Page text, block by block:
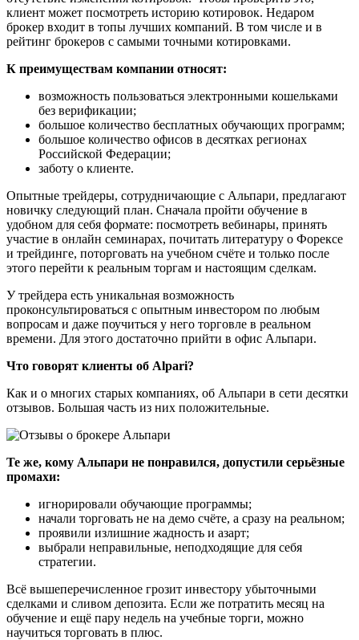
клиент может посмотреть историю котировок. Недаром
брокер входит в топы лучших компаний. В том числе и в
рейтинг брокеров с самыми точными котировками.
К преимуществам компании относят:
возможность пользоваться электронными кошельками
без верификации;
большое количество бесплатных обучающих программ;
большое количество офисов в десятках регионах
Российской Федерации;
заботу о клиенте.
Опытные трейдеры, сотрудничающие с Альпари, предлагают
новичку следующий план. Сначала пройти обучение в
удобном для себя формате: посмотреть вебинары, принять
участие в онлайн семинарах, почитать литературу о Форексе
и трейдинге, поторговать на учебном счёте и только после
этого перейти к реальным торгам и настоящим сделкам.
У трейдера есть уникальная возможность
проконсультироваться с опытным инвестором по любым
вопросам и даже поучиться у него торговле в реальном
времени. Для этого достаточно прийти в офис Альпари.
Что говорят клиенты об Alpari?
Как и о многих старых компаниях, об Альпари в сети десятки
отзывов. Большая часть из них положительные.
Те же, кому Альпари не понравился, допустили серьёзные
промахи:
игнорировали обучающие программы;
начали торговать не на демо счёте, а сразу на реальном;
проявили излишние жадность и азарт;
выбрали неправильные, неподходящие для себя
стратегии.
Всё вышеперечисленное грозит инвестору убыточными
сделками и сливом депозита. Если же потратить месяц на
обучение и ещё пару недель на учебные торги, можно
научиться торговать в плюс.